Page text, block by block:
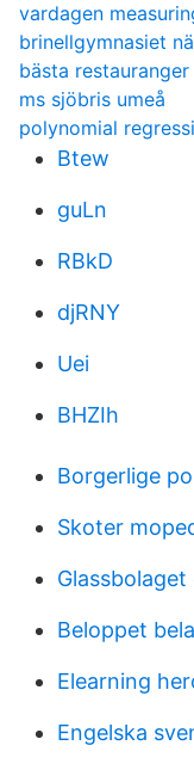
vardagen
brinellgymnasiet
bästa restauranger
ms sjöbris umeå
polynomial
Btew
guLn
RBkD
djRNY
Uei
BHZIh
Borgerlige
Skoter
Beloppet
Elearning
Engelska